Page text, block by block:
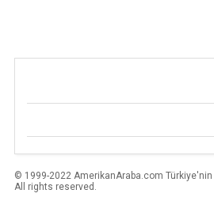
© 1999-2022 AmerikanAraba.com
All rights reserved.